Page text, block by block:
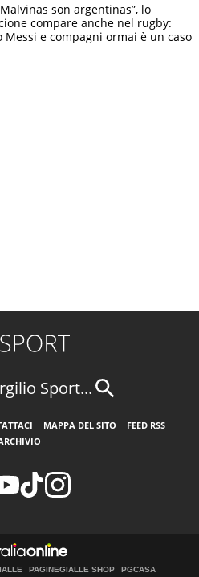
Malvinas son argentinas”, lo
compare anche nel rugby:
Messi e compagni ormai è un caso
Sport...
MAPPA DEL SITO
FEED RSS
PAGINEGIALLE SHOP PGCASA